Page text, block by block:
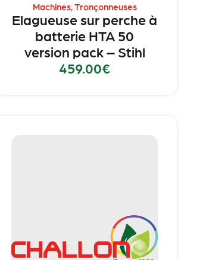
Machines, Tronçonneuses
Elagueuse sur perche à
batterie HTA 50
version pack – Stihl
459.00€